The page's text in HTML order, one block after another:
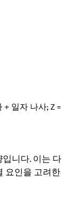
일자 나사; Z =
니다. 이는 다
요인을 고려한